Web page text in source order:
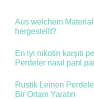
Aus welchem
hergestellt?
En iyi nikotin karşıtı
Perdeler nasıl parıl
Rustik Leinen
Bir Ortam Yaratın